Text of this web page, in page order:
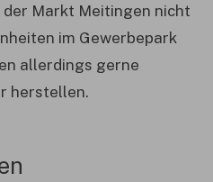
der Markt Meitingen nicht
im Gewerbepark
allerdings gerne
herstellen.